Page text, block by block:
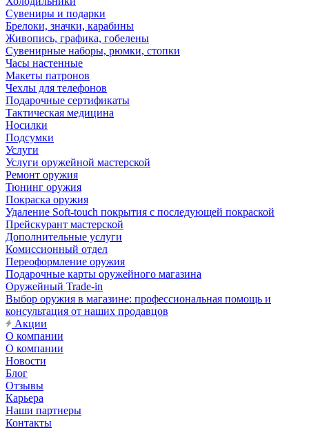
Сувениры и подарки
Брелоки, значки, карабины
Живопись, графика, гобелены
Сувенирные наборы, рюмки, стопки
Часы настенные
Макеты патронов
Чехлы для телефонов
Подарочные сертификаты
Тактическая медицина
Носилки
Подсумки
Услуги
Услуги оружейной мастерской
Ремонт оружия
Тюнинг оружия
Покраска оружия
Удаление Soft-touch покрытия с последующей покраской
Прейскурант мастерской
Дополнительные услуги
Комиссионный отдел
Переоформление оружия
Подарочные карты оружейного магазина
Оружейный Trade-in
Выбор оружия в магазине: профессиональная помощь и
консультация от наших продавцов
Акции
О компании
О компании
Новости
Блог
Отзывы
Карьера
Наши партнеры
Контакты